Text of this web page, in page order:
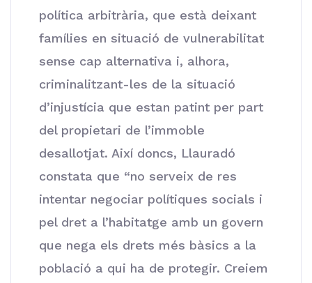
política arbitrària, que està deixant
famílies en situació de vulnerabilitat
sense cap alternativa i, alhora,
criminalitzant-les de la situació
d’injustícia que estan patint per part
del propietari de l’immoble
desallotjat. Així doncs, Llauradó
constata que “no serveix de res
intentar negociar polítiques socials i
pel dret a l’habitatge amb un govern
que nega els drets més bàsics a la
població a qui ha de protegir. Creiem